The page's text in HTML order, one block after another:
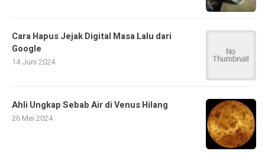
Cara Hapus Jejak Digital Masa Lalu dari
Google
14 Juni 2024
Ahli Ungkap Sebab Air di Venus Hilang
26 Mei 2024